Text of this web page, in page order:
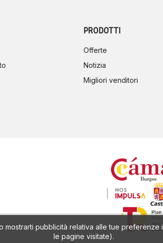
pubblicità relativa alle tue
le pagine visitate).
PRODOTTI
Offerte
Notizia
Migliori venditori